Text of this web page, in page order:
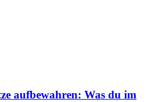
aufbewahren: Was du im